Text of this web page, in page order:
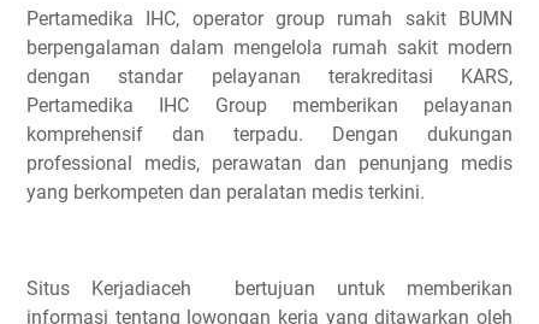
Pertamedika IHC, operator group rumah sakit BUMN
berpengalaman dalam mengelola rumah sakit modern
dengan standar pelayanan terakreditasi KARS,
Pertamedika IHC Group memberikan pelayanan
komprehensif dan terpadu. Dengan dukungan
professional medis, perawatan dan penunjang medis
yang berkompeten dan peralatan medis terkini.
Situs Kerjadiaceh bertujuan untuk memberikan
informasi tentang lowongan kerja yang ditawarkan oleh